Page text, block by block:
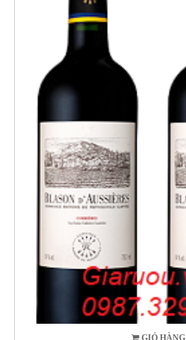
GIỎ HÀNG